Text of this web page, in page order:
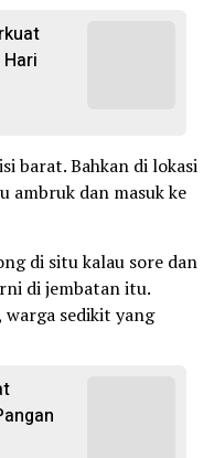
barat. Bahkan di lokasi
dan masuk ke
di situ kalau sore dan
di jembatan itu.
warga sedikit yang